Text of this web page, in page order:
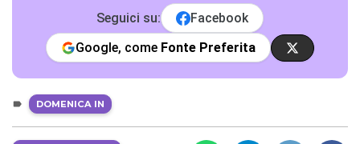
Seguici su:
Facebook
Google, come Fonte Preferita
DOMENICA IN